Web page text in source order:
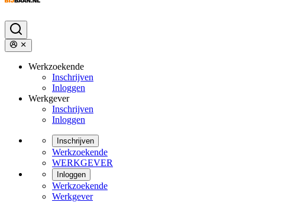
Werkzoekende
Inschrijven
Inloggen
Werkgever
Inschrijven
Inloggen
Inschrijven
Werkzoekende
WERKGEVER
Inloggen
Werkzoekende
Werkgever